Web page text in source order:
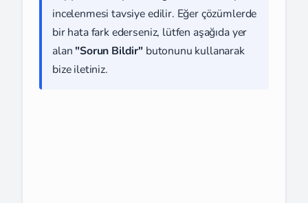
incelenmesi tavsiye edilir. Eğer çözümlerde
bir hata fark ederseniz, lütfen aşağıda yer
alan "Sorun Bildir" butonunu kullanarak
bize iletiniz.